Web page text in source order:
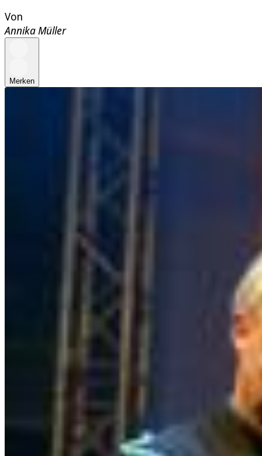
Von
Annika Müller
Merken